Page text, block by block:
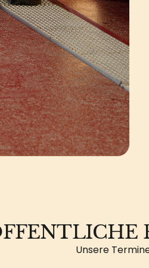
Unsere